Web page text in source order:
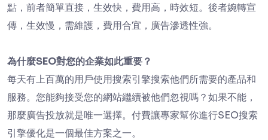
點，前者簡單直接，生效快，費用高，時效短。後者婉轉宣
傳，生效慢，需維護，費用合宜，廣告滲透性強。
為什麼SEO對您的企業如此重要？
每天有上百萬的用戶使用搜索引擎搜索他們所需要的產品和
服務。您能夠接受您的網站繼續被他們忽視嗎？如果不能，
那麼廣告投放就是唯一選擇。付費讓專家幫你進行SEO搜索
引擎優化是一個最佳方案之一。